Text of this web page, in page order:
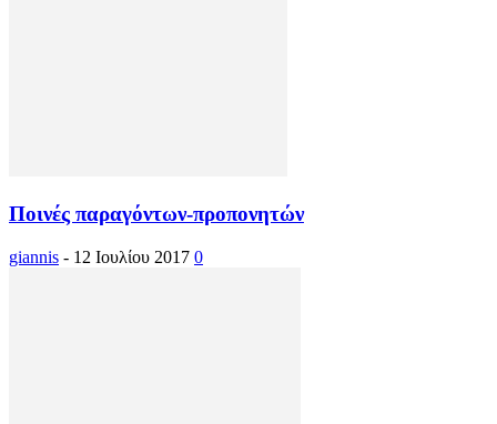
Ποινές παραγόντων-προπονητών
giannis - 12 Ιουλίου 2017 0